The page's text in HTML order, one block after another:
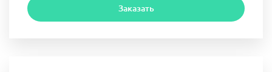
Заказать